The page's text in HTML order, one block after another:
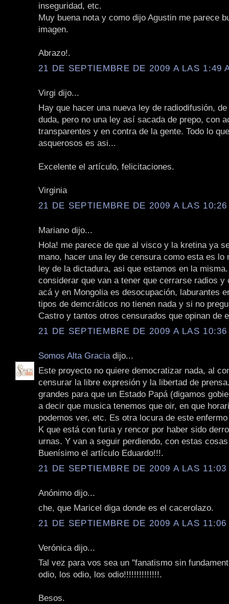
inseguridad, etc.
Muy buena nota y como dijo Agustin me parece
imagen.
Abrazo!.
21 DE SEPTIEMBRE DE 2009 A LAS 1:49
Virgi dijo...
Hay que hacer una nueva ley de radiodifusión,
duda, pero no una ley así sacada de prepo, con
transparentes y en contra de la gente. Todo lo
asquerosos es asi...
Excelente el artículo, felicitaciones.
Virginia
21 DE SEPTIEMBRE DE 2009 A LAS
Mariano dijo...
Hola! me parece de que al visco y la kretina ya
mano, hacer una ley de censura como esta es lo
ley de la dictadura, asi que estamos en la
considerar que van a tener que cerrarse radios y
acá y en Mongolia es desocupación, laburantes
tipos de demcráticos no tienen nada y si no
Castro y tantos otros censurados que opinan de
21 DE SEPTIEMBRE DE 2009 A LAS
Somos Alta Gracia dijo...
Este proyecto no quiere democratizar nada, al
censurar la libre expresión y la libertad de
grandes para que un Estado Papá (digamos
a decir que musica tenemos que oir, en que
podemos ver, etc. Es otra locura de este
K que está con furia y rencor por haber sido
urnas. Y van a seguir perdiendo, con estas
Buenísimo el artículo Eduardo!!!.
21 DE SEPTIEMBRE DE 2009 A LAS
Anónimo dijo...
che, que Maricel diga donde es el cacerolazo.
21 DE SEPTIEMBRE DE 2009 A LAS
Verónica dijo...
Tal vez para vos sea un "fanatismo sin
odio, los odio, los odio!!!!!!!!!!!!!!.
Besos.